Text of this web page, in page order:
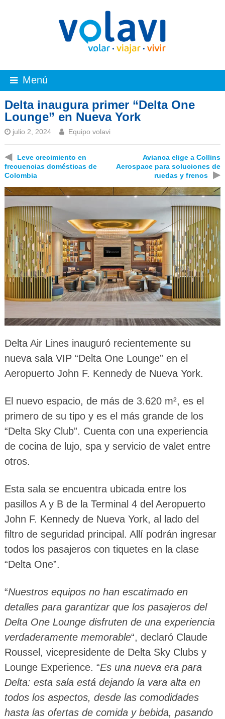
Menú
Delta inaugura primer “Delta One
Lounge” en Nueva York
julio 2, 2024 Equipo volavi
◀
Leve crecimiento en
frecuencias domésticas de
Colombia
Avianca elige a Collins
Aerospace para soluciones de
ruedas y frenos
▶
Delta Air Lines inauguró recientemente su
nueva sala VIP “Delta One Lounge” en el
Aeropuerto John F. Kennedy de Nueva York.
El nuevo espacio, de más de 3.620 m², es el
primero de su tipo y es el más grande de los
“Delta Sky Club”. Cuenta con una experiencia
de cocina de lujo, spa y servicio de valet entre
otros.
Esta sala se encuentra ubicada entre los
pasillos A y B de la Terminal 4 del Aeropuerto
John F. Kennedy de Nueva York, al lado del
filtro de seguridad principal. Allí podrán ingresar
todos los pasajeros con tiquetes en la clase
“Delta One”.
“Nuestros equipos no han escatimado en
detalles para garantizar que los pasajeros del
Delta One Lounge disfruten de una experiencia
verdaderamente memorable“, declaró Claude
Roussel, vicepresidente de Delta Sky Clubs y
Lounge Experience. “Es una nueva era para
Delta: esta sala está dejando la vara alta en
todos los aspectos, desde las comodidades
hasta las ofertas de comida y bebida, pasando